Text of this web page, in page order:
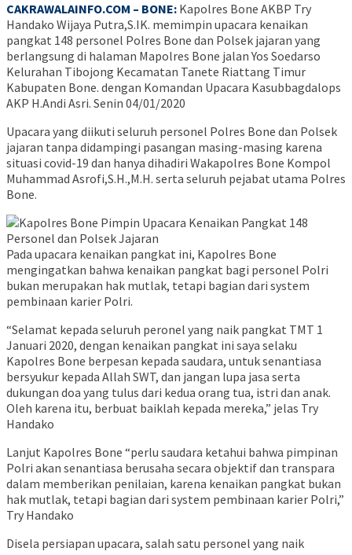
CAKRAWALAINFO.COM – BONE: Kapolres Bone AKBP Try
Handako Wijaya Putra,S.IK. memimpin upacara kenaikan
pangkat 148 personel Polres Bone dan Polsek jajaran yang
berlangsung di halaman Mapolres Bone jalan Yos Soedarso
Kelurahan Tibojong Kecamatan Tanete Riattang Timur
Kabupaten Bone. dengan Komandan Upacara Kasubbagdalops
AKP H.Andi Asri. Senin 04/01/2020
Upacara yang diikuti seluruh personel Polres Bone dan Polsek
jajaran tanpa didampingi pasangan masing-masing karena
situasi covid-19 dan hanya dihadiri Wakapolres Bone Kompol
Muhammad Asrofi,S.H.,M.H. serta seluruh pejabat utama Polres
Bone.
Pada upacara kenaikan pangkat ini, Kapolres Bone
mengingatkan bahwa kenaikan pangkat bagi personel Polri
bukan merupakan hak mutlak, tetapi bagian dari system
pembinaan karier Polri.
“Selamat kepada seluruh peronel yang naik pangkat TMT 1
Januari 2020, dengan kenaikan pangkat ini saya selaku
Kapolres Bone berpesan kepada saudara, untuk senantiasa
bersyukur kepada Allah SWT, dan jangan lupa jasa serta
dukungan doa yang tulus dari kedua orang tua, istri dan anak.
Oleh karena itu, berbuat baiklah kepada mereka,” jelas Try
Handako
Lanjut Kapolres Bone “perlu saudara ketahui bahwa pimpinan
Polri akan senantiasa berusaha secara objektif dan transpara
dalam memberikan penilaian, karena kenaikan pangkat bukan
hak mutlak, tetapi bagian dari system pembinaan karier Polri,”
Try Handako
Disela persiapan upacara, salah satu personel yang naik